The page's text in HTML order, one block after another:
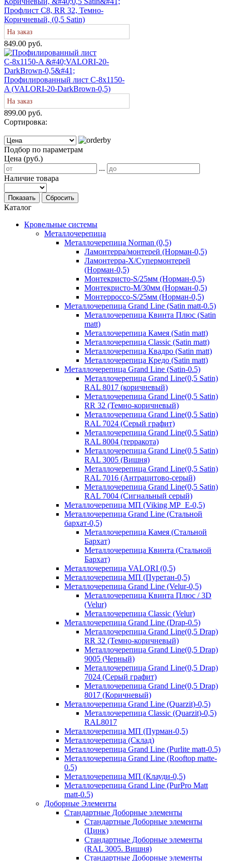
Профлист С8, RR 32, Темно-
Коричневый, (0,5 Satin)
На заказ
849.00 руб.
Профилированный лист С-8х1150-
A (VALORI-20-DarkBrown-0,5)
На заказ
899.00 руб.
Сортировка:
Подбор по параметрам
Цена (руб.)
...
Наличие товара
Показать Сбросить
Каталог
Кровельные системы
Металлочерепица
Металлочерепица Norman (0,5)
Ламонтерра/монтерей (Норман-0,5)
Ламонтерра-Х/Супермонтерей
(Норман-0,5)
Монтекристо-S/25мм (Норман-0,5)
Монтекристо-M/30мм (Норман-0,5)
Монтерроссо-S/25мм (Норман-0,5)
Металлочерепица Grand Line (Satin matt-0.5)
Металлочерепица Квинта Плюс (Satin
matt)
Металлочерепица Камея (Satin matt)
Металлочерепица Classic (Satin matt)
Металлочерепица Квадро (Satin matt)
Металлочерепица Кредо (Satin matt)
Металлочерепица Grand Line (Satin-0.5)
Металлочерепица Grand Line(0,5 Satin)
RAL 8017 (коричневый)
Металлочерепица Grand Line(0,5 Satin)
RR 32 (Темно-коричневый)
Металлочерепица Grand Line(0,5 Satin)
RAL 7024 (Серый графит)
Металлочерепица Grand Line(0,5 Satin)
RAL 8004 (терракота)
Металлочерепица Grand Line(0,5 Satin)
RAL 3005 (Вишня)
Металлочерепица Grand Line(0,5 Satin)
RAL 7016 (Антрацитово-серый)
Металлочерепица Grand Line(0,5 Satin)
RAL 7004 (Сигнальный серый)
Металлочерепица МП (Viking MP_E-0,5)
Металлочерепица Grand Line (Стальной
бархат-0,5)
Металлочерепица Камея (Стальной
Бархат)
Металлочерепица Квинта (Стальной
Бархат)
Металлочерепица VALORI (0,5)
Металлочерепица МП (Пуретан-0,5)
Металлочерепица Grand Line (Velur-0,5)
Металлочерепица Квинта Плюс / 3D
(Velur)
Металлочерепица Classic (Velur)
Металлочерепица Grand Line (Drap-0.5)
Металлочерепица Grand Line(0,5 Drap)
RR 32 (Темно-коричневый)
Металлочерепица Grand Line(0,5 Drap)
9005 (Черный)
Металлочерепица Grand Line(0,5 Drap)
7024 (Серый графит)
Металлочерепица Grand Line(0,5 Drap)
8017 (Коричневый)
Металлочерепица Grand Line (Quarzit)-0,5)
Металлочерепица Classic (Quarzit)-0,5)
RAL8017
Металлочерепица МП (Пурман-0,5)
Металлочерепица (Склад)
Металлочерепица Grand Line (Purlite matt-0.5)
Металлочерепица Grand Line (Rooftop matte-
0.5)
Металлочерепица МП (Клауди-0,5)
Металлочерепица Grand Line (PurPro Matt
matt-0.5)
Доборные Элементы
Стандартные Доборные элементы
Стандартные Доборные элементы
(Цинк)
Стандартные Доборные элементы
(RAL 3005. Вишня)
Стандартные Доборные элементы